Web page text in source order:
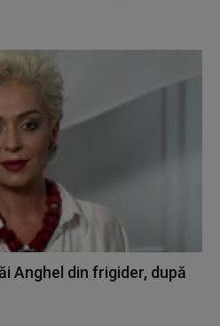
Anghel din frigider, după